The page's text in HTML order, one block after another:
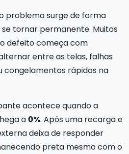
problema surge de forma
tornar permanente. Muitos
defeito começa com
entre as telas, falhas
congelamentos rápidos na
acontece quando a
a 0%. Após uma recarga e
deixa de responder
preta mesmo com o